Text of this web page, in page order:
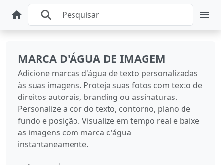
MARCA D'ÁGUA DE IMAGEM
Adicione marcas d'água de texto personalizadas
às suas imagens. Proteja suas fotos com texto de
direitos autorais, branding ou assinaturas.
Personalize a cor do texto, contorno, plano de
fundo e posição. Visualize em tempo real e baixe
as imagens com marca d'água
instantaneamente.